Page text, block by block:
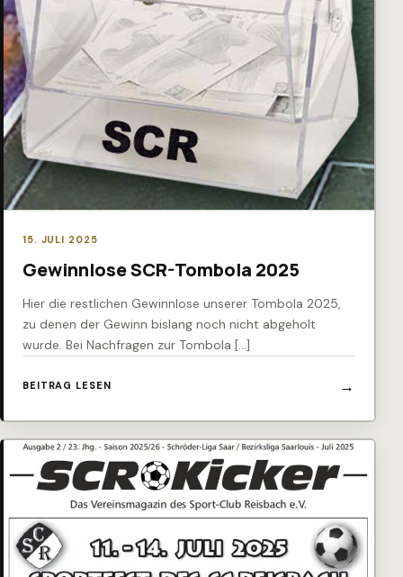
15. JULI 2025
Gewinnlose SCR-Tombola 2025
Hier die restlichen Gewinnlose unserer Tombola 2025,
zu denen der Gewinn bislang noch nicht abgeholt
wurde. Bei Nachfragen zur Tombola […]
BEITRAG LESEN